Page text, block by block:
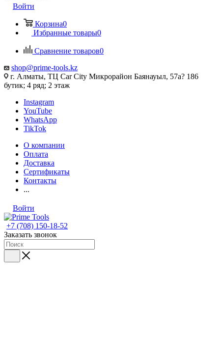
Войти
Корзина0
Избранные товары0
Сравнение товаров0
shop@prime-tools.kz
г. Алматы, ТЦ Car City​ ​Микрорайон Баянауыл, 57а? ​186
бутик; 4 ряд; 2 этаж
Instagram
YouTube
WhatsApp
TikTok
О компании
Оплата
Доставка
Сертификаты
Контакты
...
Войти
+7 (708) 150-18-52
Заказать звонок